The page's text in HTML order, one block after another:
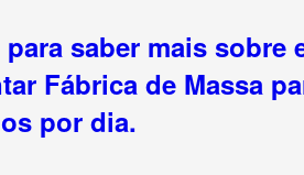
para saber mais
Fábrica de Massa
por dia.